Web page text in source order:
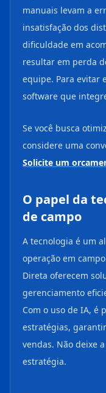
manuais levam a
insatisfação dos
dificuldade em
resultar em perda
equipe. Para evitar
software que
Se você busca
considere uma
Solicite um
O papel da
de campo
A tecnologia é um
operação em
Direta oferecem
gerenciamento
Com o uso de IA, é
estratégias,
vendas. Não deixe
estratégia.